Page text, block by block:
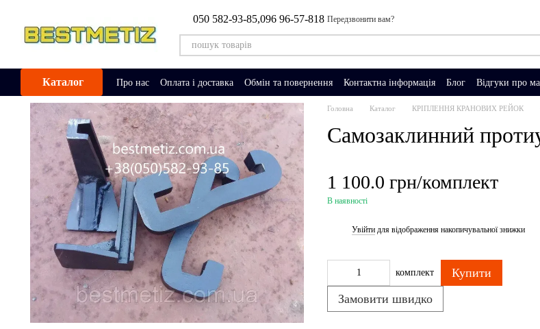
050 582-93-85,096 96-57-818 Передзвонити вам?
Каталог Про нас Оплата і доставка Обмін та повернення Контактна інформація Блог Відгуки про
Головна Каталог КРІПЛЕННЯ КРАНОВИХ РЕЙОК
Самозаклинний
1 100.0 грн/комплект
В наявності
Увійти для відображення накопичувальної знижки
комплект
Купити
Замовити швидко